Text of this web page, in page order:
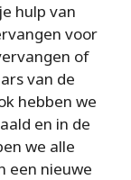
hulp van
voor
of
van de
hebben we
en in de
we alle
een nieuwe